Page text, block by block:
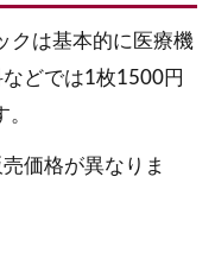
クは基本的に医療機
どでは1枚1500円
価格が異なりま